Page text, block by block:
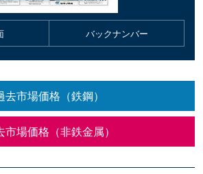
バックナンバー
去市場価格（鉄鋼）
市場価格（非鉄金属）